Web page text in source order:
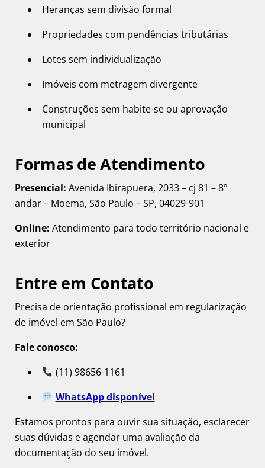
Heranças sem divisão formal
Propriedades com pendências tributárias
Lotes sem individualização
Imóveis com metragem divergente
Construções sem habite-se ou aprovação
municipal
Formas de Atendimento
Presencial: Avenida Ibirapuera, 2033 – cj 81 – 8º
andar – Moema, São Paulo – SP, 04029-901
Online: Atendimento para todo território nacional e
exterior
Entre em Contato
Precisa de orientação profissional em regularização
de imóvel em São Paulo?
Fale conosco:
(11) 98656-1161
WhatsApp disponível
Estamos prontos para ouvir sua situação, esclarecer
suas dúvidas e agendar uma avaliação da
documentação do seu imóvel.